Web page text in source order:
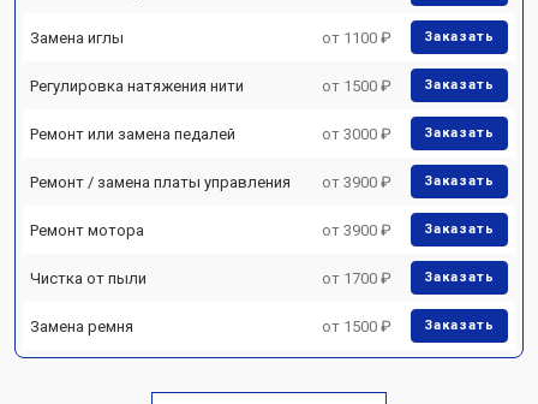
Замена иглы от 1100 ₽ Заказать
Регулировка натяжения нити от 1500 ₽ Заказать
Ремонт или замена педалей от 3000 ₽ Заказать
Ремонт / замена платы управления от 3900 ₽ Заказать
Ремонт мотора от 3900 ₽ Заказать
Чистка от пыли от 1700 ₽ Заказать
Замена ремня от 1500 ₽ Заказать